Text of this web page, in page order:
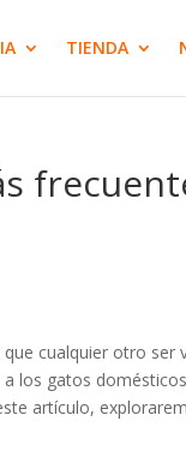
TIENDA
cualquier otro ser
los gatos
artículo,